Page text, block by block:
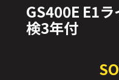
GS400E E1
検3年付